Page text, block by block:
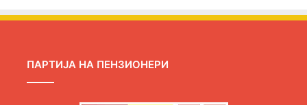
ПАРТИЈА НА ПЕНЗИОНЕРИ